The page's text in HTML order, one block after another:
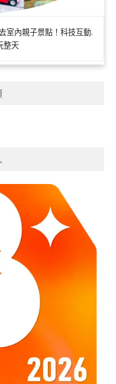
室內親子景點！科技互動.
整天